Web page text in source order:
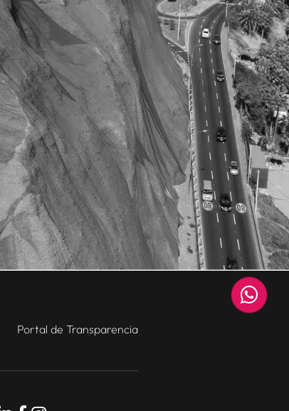
Portal de Transparencia